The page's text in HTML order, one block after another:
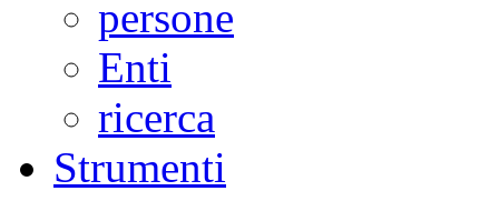
persone
Enti
ricerca
Strumenti